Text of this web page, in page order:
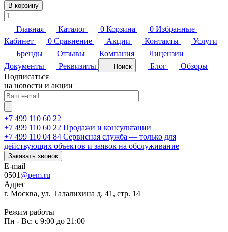
В корзину
Главная Каталог 0 Корзина 0 Избранные
Кабинет
0 Сравнение Акции Контакты
Услуги
Бренды
Отзывы Компания
Лицензии
Документы
Реквизиты Поиск Блог
Обзоры
Подписаться
на новости и акции
+7 499 110 60 22
+7 499 110 60 22 Продажи и консультации
+7 499 110 04 84 Сервисная служба — только для
действующих объектов и заявок на обслуживание
Заказать звонок
E-mail
0501 @pem.ru
Адрес
г. Москва, ул. Талалихина д. 41, стр. 14
Режим работы
Пн - Вс: с 9:00 до 21:00